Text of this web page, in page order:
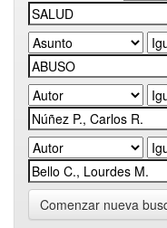
Comenzar nueva